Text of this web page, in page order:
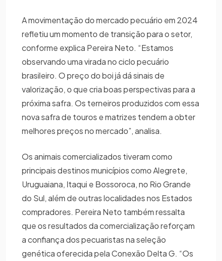
A movimentação do mercado pecuário em 2024
refletiu um momento de transição para o setor,
conforme explica Pereira Neto. “Estamos
observando uma virada no ciclo pecuário
brasileiro. O preço do boi já dá sinais de
valorização, o que cria boas perspectivas para a
próxima safra. Os terneiros produzidos com essa
nova safra de touros e matrizes tendem a obter
melhores preços no mercado”, analisa.
Os animais comercializados tiveram como
principais destinos municípios como Alegrete,
Uruguaiana, Itaqui e Bossoroca, no Rio Grande
do Sul, além de outras localidades nos Estados
compradores. Pereira Neto também ressalta
que os resultados da comercialização reforçam
a confiança dos pecuaristas na seleção
genética oferecida pela Conexão Delta G. “Os